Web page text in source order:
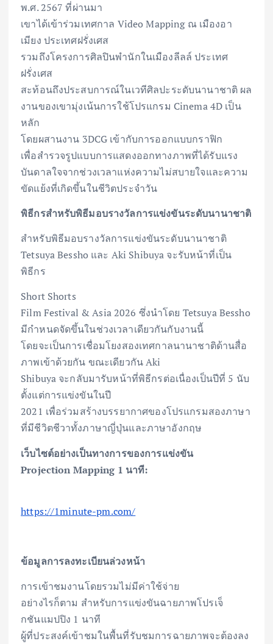
พ.ศ. 2567 ที่ผ่านมา
เขาได้เข้าร่วมเทศกาล Video Mapping ณ เมืองอา
เมียง ประเทศฝรั่งเศส
รวมถึงโครงการศิลปินพำนักในเมืองลีลล์ ประเทศ
ฝรั่งเศส
สะท้อนถึงประสบการณ์ในเวทีศิลปะระดับนานาชาติ ผล
งานของเขามุ่งเน้นการใช้โปรแกรม Cinema 4D เป็น
หลัก
โดยผสานงาน 3DCG เข้ากับการออกแบบกราฟิก
เพื่อสำรวจรูปแบบการแสดงออกทางภาพที่ได้รับแรง
บันดาลใจจากช่วงเวลาแห่งความไม่สบายใจและความ
ขัดแย้งที่เกิดขึ้นในชีวิตประจำวัน
พิธีกรสำหรับพิธีมอบรางวัลการแข่งขันระดับนานาชาติ
สำหรับพิธีมอบรางวัลการแข่งขันระดับนานาชาติ
Tetsuya Bessho และ Aki Shibuya จะรับหน้าที่เป็น
พิธีกร
Short Shorts
Film Festival & Asia 2026 ซึ่งนำโดย Tetsuya Bessho
มีกำหนดจัดขึ้นในช่วงเวลาเดียวกันกับงานนี้
โดยจะเป็นการเชื่อมโยงสองเทศกาลนานาชาติด้านสื่อ
ภาพเข้าด้วยกัน ขณะเดียวกัน Aki
Shibuya จะกลับมารับหน้าที่พิธีกรต่อเนื่องเป็นปีที่ 5 นับ
ตั้งแต่การแข่งขันในปี
2021 เพื่อร่วมสร้างบรรยากาศของโปรแกรมสองภาษา
ที่มีชีวิตชีวาทั้งภาษาญี่ปุ่นและภาษาอังกฤษ
เว็บไซต์อย่างเป็นทางการของการแข่งขัน
Projection Mapping 1 นาที:
https://1minute-pm.com/
ข้อมูลการลงทะเบียนล่วงหน้า
การเข้าชมงานโดยรวมไม่มีค่าใช้จ่าย
อย่างไรก็ตาม สำหรับการแข่งขันฉายภาพโปรเจ็
กชันแมปปิง 1 นาที
ผู้ที่ประสงค์เข้าชมในพื้นที่รับชมการฉายภาพจะต้องลง